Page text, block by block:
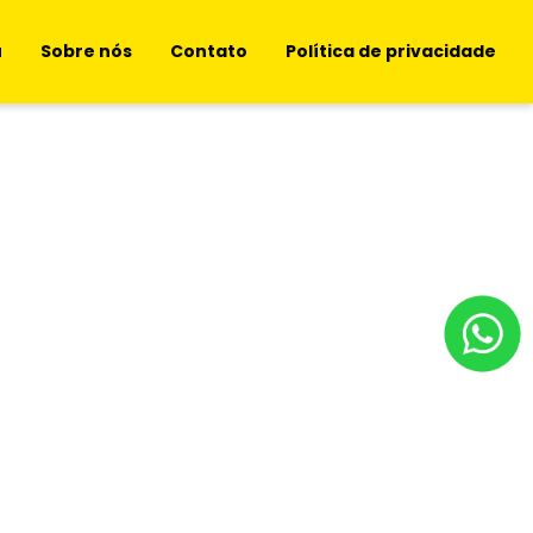
Sobre nós Contato Política de privacidade